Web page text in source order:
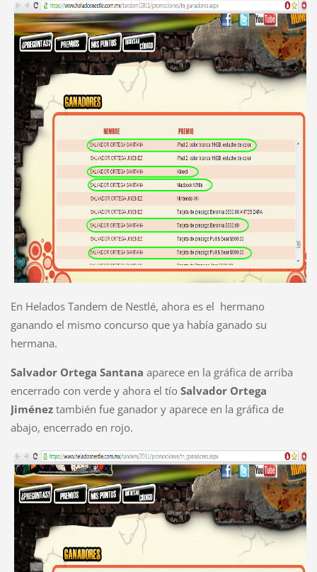
En Helados Tandem de Nestlé, ahora es el hermano
ganando el mismo concurso que ya había ganado su
hermana.
Salvador Ortega Santana aparece en la gráfica de arriba
encerrado con verde y ahora el tío Salvador Ortega
Jiménez también fue ganador y aparece en la gráfica de
abajo, encerrado en rojo.